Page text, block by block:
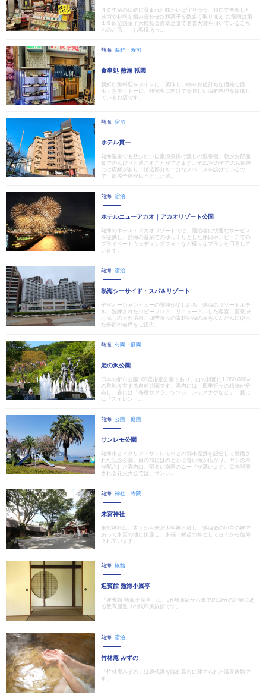
４０年余の伝統に育まれた味わいは守りつつ、独自で考案した
技術や材料を組み合わせた和菓子を数多く取り揃え お饅頭は第
１９回全国菓子大博覧会褒章之證で名誉大賞を頂いているこち
らのお店。「お客様あっ...
熱海 海鮮・寿司
食事処 熱海 祇園
新鮮な魚料理をメインに「美味しい物をお値打ちな価格で提
供」をモットーに、観光客に向けて美味しい海鮮料理を提供し
ているお店です。
熱海 宿泊
ホテル貫一
熱海温泉でも数少ない自家源泉掛け流しの温泉宿。朝夕お部屋
食でのんびりと過ごすことができます。全21室の全てのお部屋
には広縁があり、踏込部分も十分なスペースを設けているの
で、部屋全体が広々とした造...
熱海 宿泊
ホテルニューアカオ｜アカオリゾート公国
熱海のホテル・アカオリゾートでは、宿泊者に快適なサービス
を提供し、熱海の温泉でのゆっくりとした休日や、ビーチでの
プライベートウェディングフォトなど様々なプランを用意して
います。
熱海 宿泊
熱海シーサイド・スパ＆リゾート
全室オーシャンビューの景観が楽しめる、熱海のリゾートホテ
ル。洗練されたロビーフロア、リニューアルした客室、源泉掛
け流しの天然温泉、四季折々の素材や海の幸をふんだんに使っ
た季節の会席をご提供。
熱海 公園・庭園
姫の沢公園
日本の都市公園100選指定公園であり、山の斜面に1,080,000㎡
の敷地を有する自然公園です。園内には、四季折々の植物が分
布し、春には「各種サクラ、ツツジ、シャクナゲなど」、夏に
は「スイレン、...
熱海 公園・庭園
サンレモ公園
熱海市とイタリア・サンレモ市との都市提携を記念して整備さ
れた記念公園。目の前にはのどかに青い海が広がり、ヤシの木
が配された園内は、明るい南国のムードが漂います。毎年開催
される花火大会では、サンレ...
熱海 神社・寺院
来宮神社
來宮神社は、古くから来宮大明神と称し、熱海郷の地主の神で
あって来宮の地に鎮座し、来福・縁起の神として古くから信仰
されています。
熱海 旅館
迎賓館 熱海小嵐亭
「迎賓館 熱海小嵐亭」は、JR熱海駅から車で約10分の距離にあ
る数寄屋造りの純和風旅館です。
熱海 宿泊
竹林庵 みずの
「竹林庵みずの」は網代港を臨む高台に建てられた温泉旅館で
す。